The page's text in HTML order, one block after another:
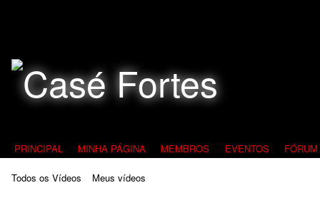
PRINCIPAL MINHA PÁGINA MEMBROS EVENTOS FÓRUM
Todos os Vídeos Meus vídeos